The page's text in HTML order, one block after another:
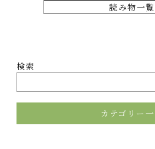
読み物一覧
検索
カテゴリー